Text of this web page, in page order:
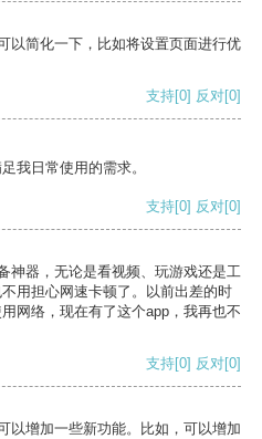
以简化一下，比如将设置页面进行优
支持[0] 反对[0]
我日常使用的需求。
支持[0] 反对[0]
神器，无论是看视频、玩游戏还是工
用担心网速卡顿了。以前出差的时
网络，现在有了这个app，我再也不
支持[0] 反对[0]
以增加一些新功能。比如，可以增加